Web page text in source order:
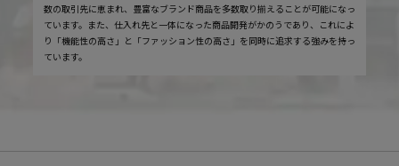
数の取引先に恵まれ、豊富なブランド商品を多数取り揃えることが可能になっ
ています。また、仕入れ先と一体になった商品開発がかのうであり、これによ
り「機能性の高さ」と「ファッション性の高さ」を同時に追求する強みを持っ
ています。